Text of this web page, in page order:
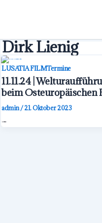
Dirk Lienig
LUSATIA FILMTermine
11.11.24 |
beim Osteuropäischen
admin/21. Oktober 2023